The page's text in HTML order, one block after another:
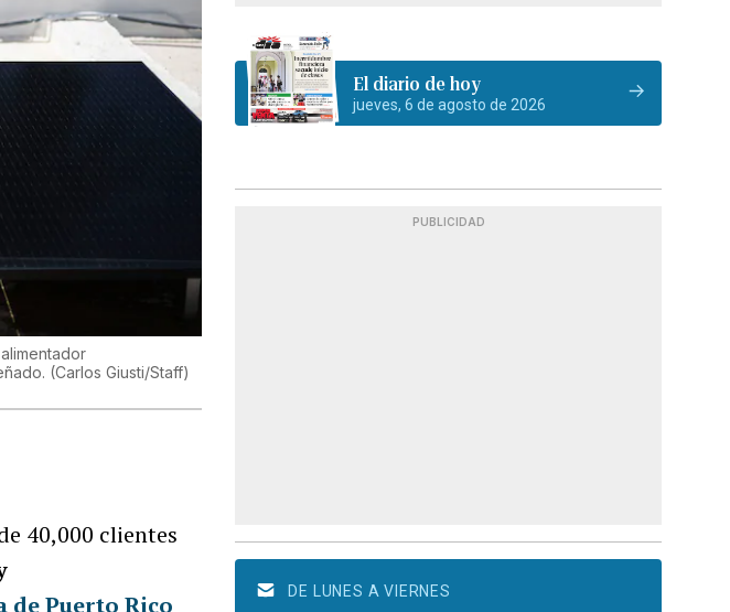
(Carlos Giusti/Staff)
40,000 clientes
de Puerto Rico
El diario de hoy
jueves, 6 de agosto de 2026
PUBLICIDAD
DE LUNES A VIERNES